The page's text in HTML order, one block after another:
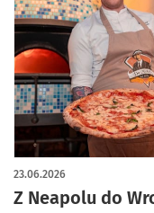
Z Neapolu do
23.06.2026